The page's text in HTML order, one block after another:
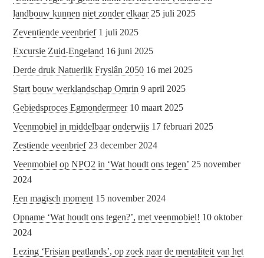
landbouw kunnen niet zonder elkaar 25 juli 2025
Zeventiende veenbrief 1 juli 2025
Excursie Zuid-Engeland 16 juni 2025
Derde druk Natuerlik Fryslân 2050 16 mei 2025
Start bouw werklandschap Omrin 9 april 2025
Gebiedsproces Egmondermeer 10 maart 2025
Veenmobiel in middelbaar onderwijs 17 februari 2025
Zestiende veenbrief 23 december 2024
Veenmobiel op NPO2 in ‘Wat houdt ons tegen’ 25 november
2024
Een magisch moment 15 november 2024
Opname ‘Wat houdt ons tegen?’, met veenmobiel! 10 oktober
2024
Lezing ‘Frisian peatlands’, op zoek naar de mentaliteit van het